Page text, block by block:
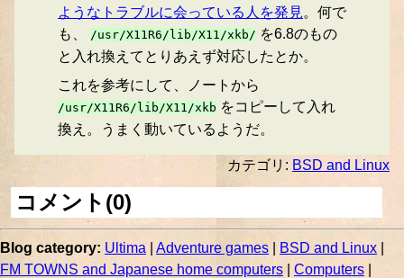
ようなトラブルに会っている人を発見。何で
も、
/usr/X11R6/lib/X11/xkb/ を6.8のもの
と入れ換えてとりあえず対応したとか。
これを参考にして、ノートから
/usr/X11R6/lib/X11/xkb をコピーして入れ
換え。うまく動いているようだ。
カテゴリ: BSD and Linux
コメント(0)
Blog category: Ultima Adventure games BSD and Linux
FM TOWNS and Japanese home computers
Computers